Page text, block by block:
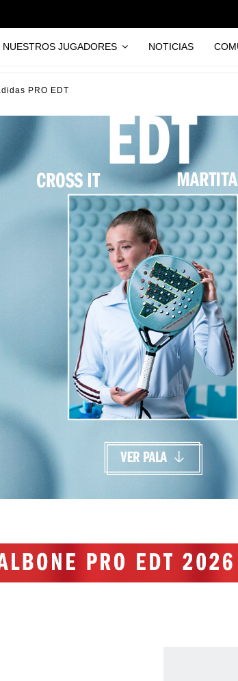
NUESTROS JUGADORES NOTICIAS
PRO EDT